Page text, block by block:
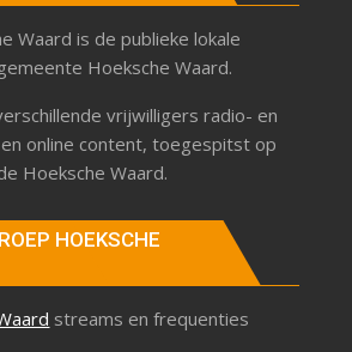
Waard is de publieke lokale
Hoeksche Waard.
vrijwilligers radio- en
en online content, toegespitst op
Hoeksche Waard.
HOEKSCHE
streams en frequenties